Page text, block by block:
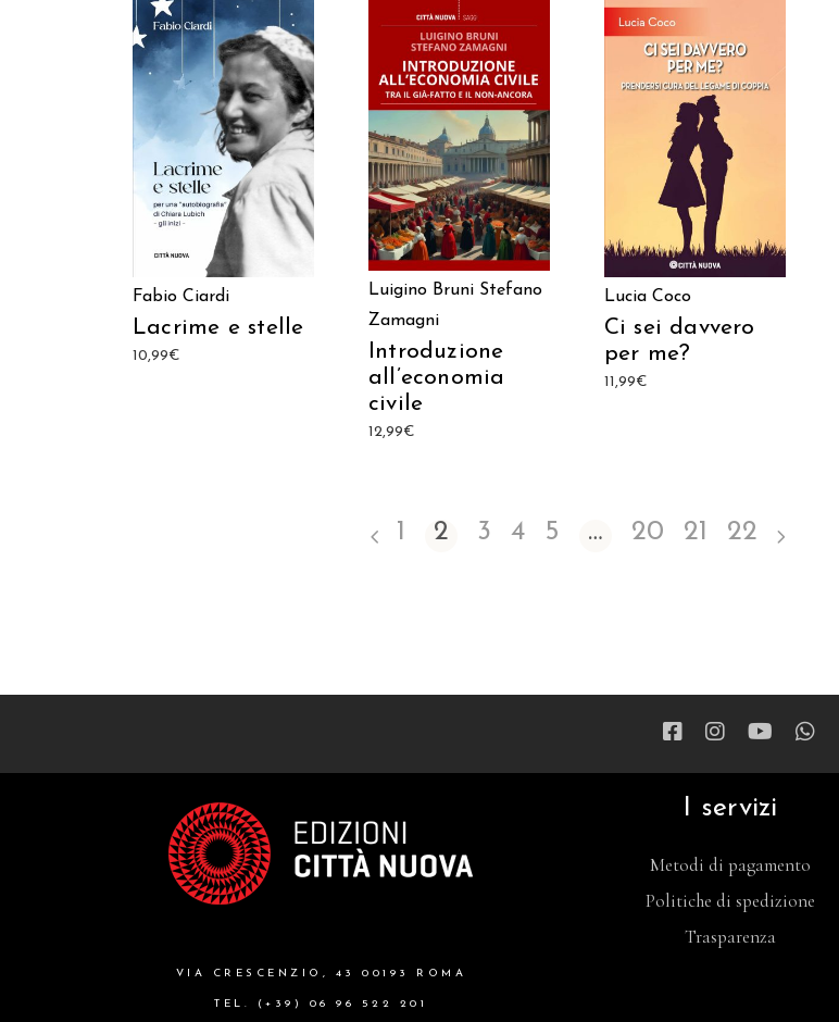
AGGIUNGI AL CARRELLO
Fabio Ciardi
Lacrime e stelle
10,99€
AGGIUNGI AL CARRELLO
Luigino Bruni Stefano
Zamagni
Introduzione
all’economia
civile
12,99€
AGGIUNGI AL CARRELLO
Lucia Coco
Ci sei davvero
per me?
11,99€
1 2 3 4 5 … 20 21 22
VIA CRESCENZIO, 43 00193 ROMA
TEL. (+39) 06 96 522 201
I servizi
Metodi di pagamento
Politiche di spedizione
Trasparenza